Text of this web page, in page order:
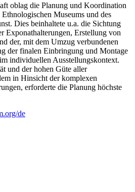
oblag die Planung und Koordination
Museums und des
Dies beinhaltete u.a. die Sichtung
Exponathalterungen, Erstellung von
der, mit dem Umzug verbundenen
der finalen Einbringung und Montage
individuellen Ausstellungskontext.
und der hohen Güte aller
in Hinsicht der komplexen
erforderte die Planung höchste
de